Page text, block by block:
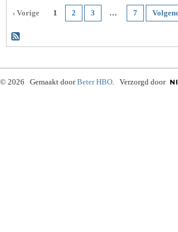
‹ Vorige 1 2 3 … 7
© 2026 Gemaakt doorBeter HBO. Verzorgd door